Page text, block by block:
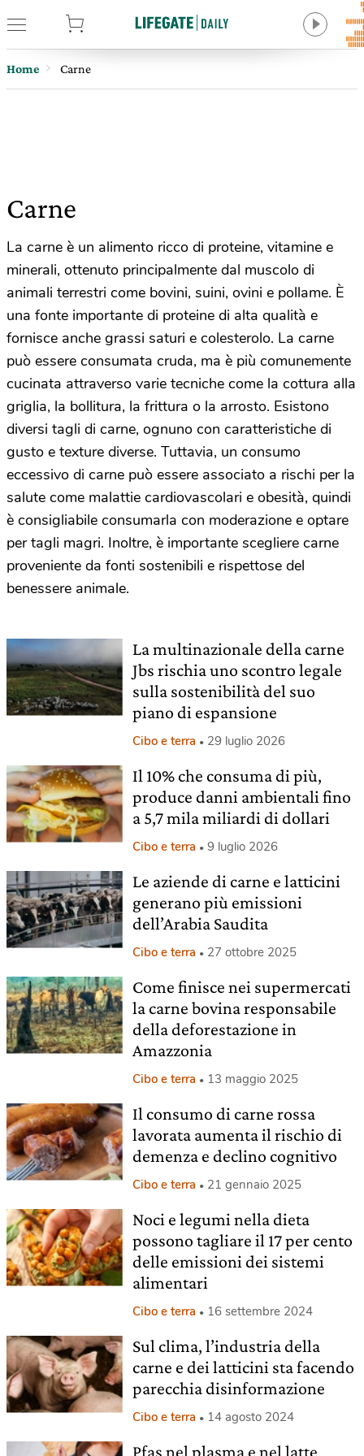
Home Carne
Carne
La carne è un alimento ricco di proteine, vitamine e
minerali, ottenuto principalmente dal muscolo di
animali terrestri come bovini, suini, ovini e pollame. È
una fonte importante di proteine di alta qualità e
fornisce anche grassi saturi e colesterolo. La carne
può essere consumata cruda, ma è più comunemente
cucinata attraverso varie tecniche come la cottura alla
griglia, la bollitura, la frittura o la arrosto. Esistono
diversi tagli di carne, ognuno con caratteristiche di
gusto e texture diverse. Tuttavia, un consumo
eccessivo di carne può essere associato a rischi per la
salute come malattie cardiovascolari e obesità, quindi
è consigliabile consumarla con moderazione e optare
per tagli magri. Inoltre, è importante scegliere carne
proveniente da fonti sostenibili e rispettose del
benessere animale.
La multinazionale della carne
Jbs rischia uno scontro legale
sulla sostenibilità del suo
piano di espansione
Cibo e terra 29 luglio 2026
Il 10% che consuma di più,
produce danni ambientali fino
a 5,7 mila miliardi di dollari
Cibo e terra 9 luglio 2026
Le aziende di carne e latticini
generano più emissioni
dell’Arabia Saudita
Cibo e terra 27 ottobre 2025
Come finisce nei supermercati
la carne bovina responsabile
della deforestazione in
Amazzonia
Cibo e terra 13 maggio 2025
Il consumo di carne rossa
lavorata aumenta il rischio di
demenza e declino cognitivo
Cibo e terra 21 gennaio 2025
Noci e legumi nella dieta
possono tagliare il 17 per cento
delle emissioni dei sistemi
alimentari
Cibo e terra 16 settembre 2024
Sul clima, l’industria della
carne e dei latticini sta facendo
parecchia disinformazione
Cibo e terra 14 agosto 2024
Pfas nel plasma e nel latte